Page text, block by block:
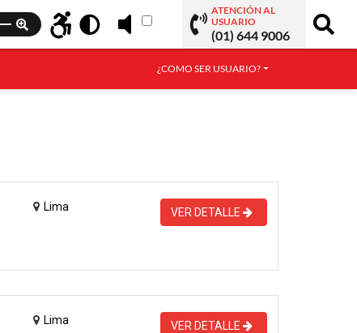
ATENCIÓN AL
USUARIO
(01) 644 9006
¿COMO SER USUARIO?
Lima VER DETALLE
Lima VER DETALLE